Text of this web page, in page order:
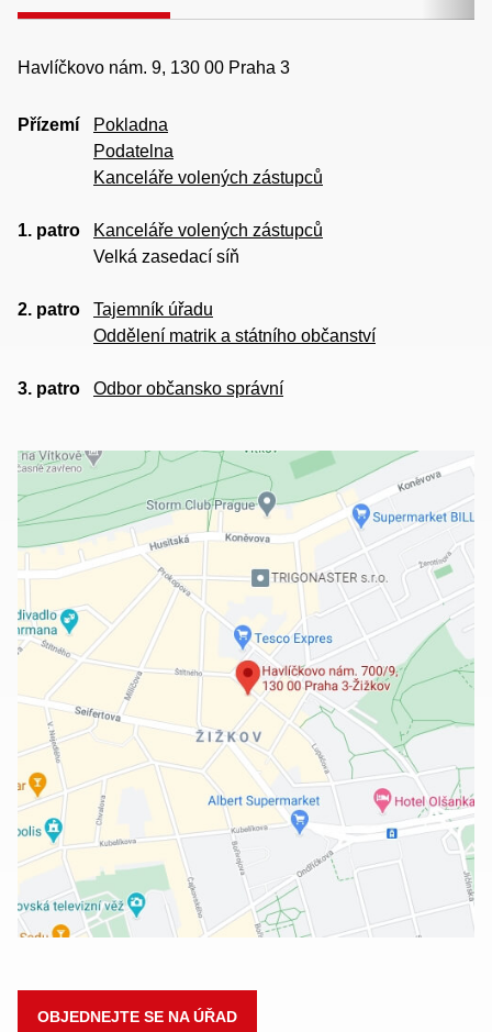
Havlíčkovo nám. 9, 130 00 Praha 3
Přízemí
Pokladna
Podatelna
Kanceláře volených zástupců
1. patro
Kanceláře volených zástupců
Velká zasedací síň
2. patro
Tajemník úřadu
Oddělení matrik a státního občanství
3. patro Odbor občansko správní
OBJEDNEJTE SE NA ÚŘAD